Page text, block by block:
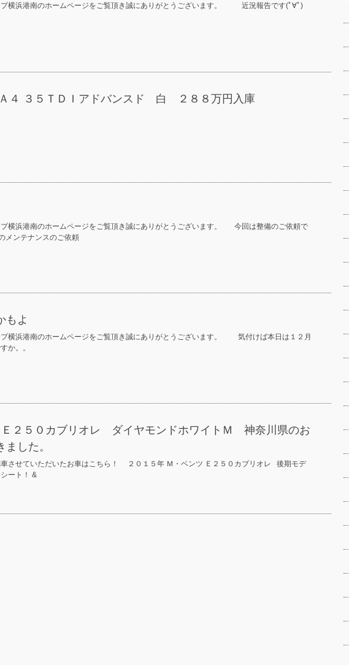
プ横浜港南のホームページをご覧頂き誠にありがとうございます。 近況報告です(ﾟ∀ﾟ)
４ ３５ＴＤＩアドバンスド 白 ２８８万円入庫
横浜港南のホームページをご覧頂き誠にありがとうございます。 今回は整備のご依頼で
メンテナンスのご依頼
もよ
横浜港南のホームページをご覧頂き誠にありがとうございます。 気付けば本日は１２月
か。。
Ｅ２５０カブリオレ ダイヤモンドホワイトＭ 神奈川県のお
した。
させていただいたお車はこちら！ ２０１５年 Ｍ・ベンツ Ｅ２５０カブリオレ 後期モデ
ート！ &